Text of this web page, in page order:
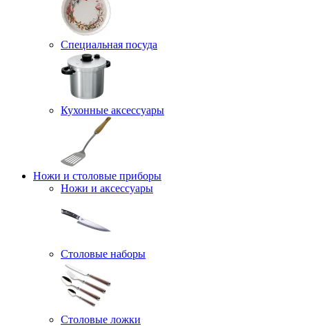
Специальная посуда
Кухонные аксессуары
Ножи и столовые приборы
Ножи и аксессуары
Столовые наборы
Столовые ложки